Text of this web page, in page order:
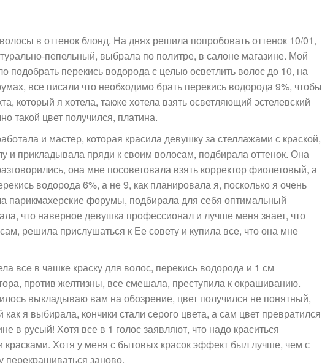
в оттенок блонд. На днях решила попробовать оттенок 10/01,
пепельный, выбрала по политре, в салоне магазине. Мой
подобрать перекись водорода с целью осветлить волос до 10, на
все писали что необходимо брать перекись водорода 9%, чтобы
который я хотела, также хотела взять осветляющий эстелевский
такой цвет получился, платина.
и мастер, которая красила девушку за стеллажами с краской,
и прикладывала пряди к своим волосам, подбирала оттенок. Она
она мне посоветовала взять корректор фиолетовый, а
водорода 6%, а не 9, как планировала я, посколько я очень
парикмахерские форумы, подбирала для себя оптимальный
что наверное девушка профессионал и лучше меня знает, что
решила прислушаться к Ее совету и купила все, что она мне
все в чашке краску для волос, перекись водорода и 1 см
против желтизны, все смешала, преступила к окрашиванию.
выкладываю вам на обозрение, цвет получился не понятный,
я выбирала, кончики стали серого цвета, а сам цвет превратился
в русый! Хотя все в 1 голос заявляют, что надо краситься
Хотя у меня с бытовых красок эффект был лучше, чем с
перекрашиваться заново.